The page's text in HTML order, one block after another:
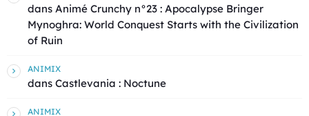
dans Animé Crunchy n°23 : Apocalypse Bringer
Mynoghra: World Conquest Starts with the Civilization
of Ruin
ANIMIX
dans Castlevania : Noctune
ANIMIX